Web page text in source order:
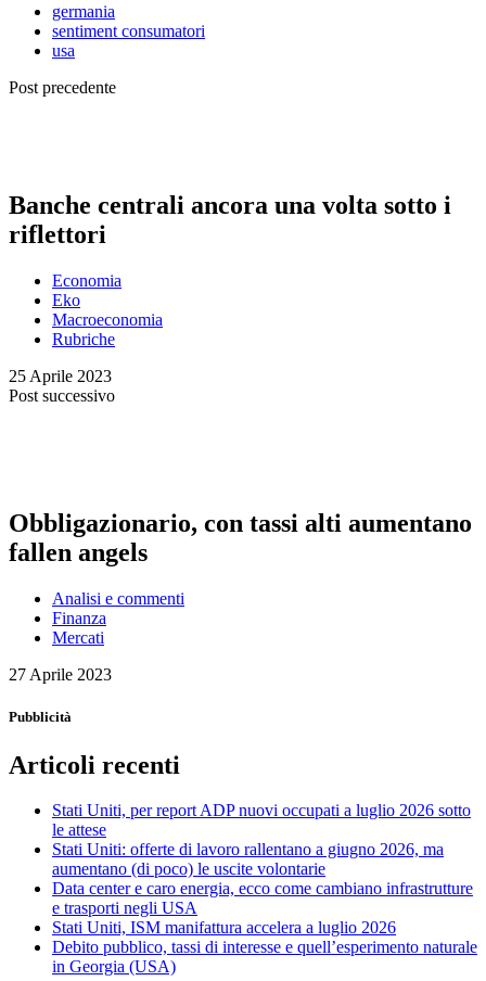
germania
sentiment consumatori
usa
Post precedente
Banche centrali ancora una volta sotto i
riflettori
Economia
Eko
Macroeconomia
Rubriche
25 Aprile 2023
Post successivo
Obbligazionario, con tassi alti aumentano
fallen angels
Analisi e commenti
Finanza
Mercati
27 Aprile 2023
Pubblicità
Articoli recenti
Stati Uniti, per report ADP nuovi occupati a luglio 2026 sotto
le attese
Stati Uniti: offerte di lavoro rallentano a giugno 2026, ma
aumentano (di poco) le uscite volontarie
Data center e caro energia, ecco come cambiano infrastrutture
e trasporti negli USA
Stati Uniti, ISM manifattura accelera a luglio 2026
Debito pubblico, tassi di interesse e quell’esperimento naturale
in Georgia (USA)